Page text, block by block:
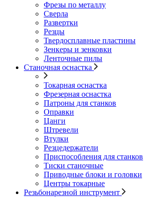
Фрезы по металлу
Сверла
Развертки
Резцы
Твердосплавные пластины
Зенкеры и зенковки
Ленточные пилы
Станочная оснастка
Токарная оснастка
Фрезерная оснастка
Патроны для станков
Оправки
Цанги
Штревели
Втулки
Резцедержатели
Приспособления для станков
Тиски станочные
Приводные блоки и головки
Центры токарные
Резьбонарезной инструмент